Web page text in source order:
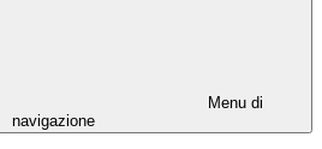
Menu di
navigazione